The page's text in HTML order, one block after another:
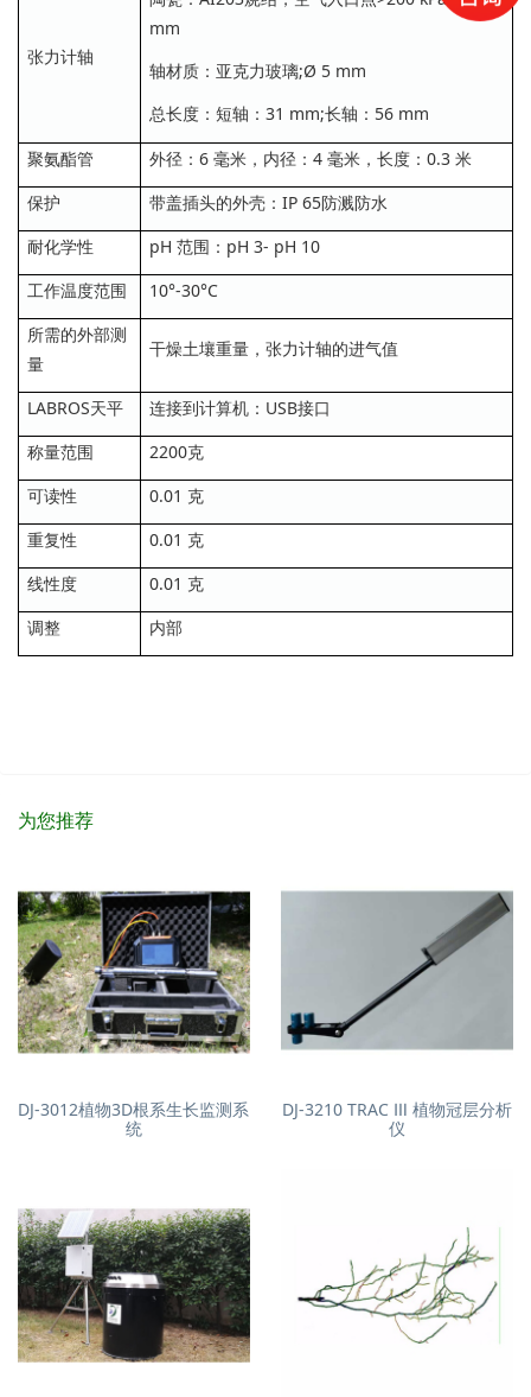
张力计轴
mm
轴材质：亚克力玻璃;Ø 5 mm
总长度：短轴：31 mm;长轴：56 mm
聚氨酯管
外径：6 毫米，内径：4 毫米，长度：0.3 米
保护
带盖插头的外壳：IP 65防溅防水
耐化学性
pH 范围：pH 3- pH 10
工作温度范围
10°-30°C
所需的外部测
量
干燥土壤重量，张力计轴的进气值
LABROS天平
连接到计算机：USB接口
称量范围
2200克
可读性
0.01 克
重复性
0.01 克
线性度
0.01 克
调整
内部
为您推荐
DJ-3012植物3D根系生长监测系
统
DJ-3210 TRAC Ⅲ 植物冠层分析
仪